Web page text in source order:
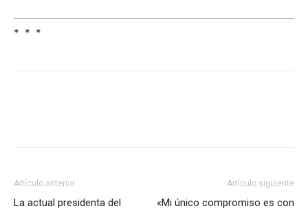
* * *
Artículo anterior
La actual presidenta del
Artículo siguiente
«Mi único compromiso es con